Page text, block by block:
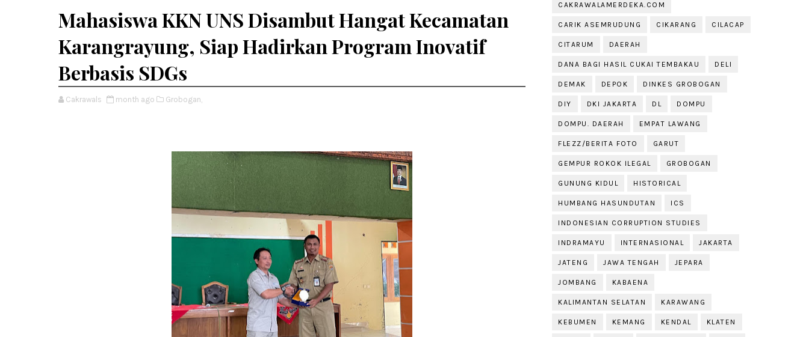
Mahasiswa KKN UNS Disambut Hangat Kecamatan
Karangrayung, Siap Hadirkan Program Inovatif
Berbasis SDGs
Cakrawals month ago Grobogan,
CAKRAWALAMERDEKA.COM
CARIK ASEMRUDUNG CIKARANG CILACAP
CITARUM DAERAH
DANA BAGI HASIL CUKAI TEMBAKAU DELI
DEMAK DEPOK DINKES GROBOGAN
DIY DKI JAKARTA DL DOMPU
DOMPU. DAERAH EMPAT LAWANG
FLEZZ/BERITA FOTO GARUT
GEMPUR ROKOK ILEGAL GROBOGAN
GUNUNG KIDUL HISTORICAL
HUMBANG HASUNDUTAN ICS
INDONESIAN CORRUPTION STUDIES
INDRAMAYU INTERNASIONAL JAKARTA
JATENG JAWA TENGAH JEPARA
JOMBANG KABAENA
KALIMANTAN SELATAN KARAWANG
KEBUMEN KEMANG KENDAL KLATEN